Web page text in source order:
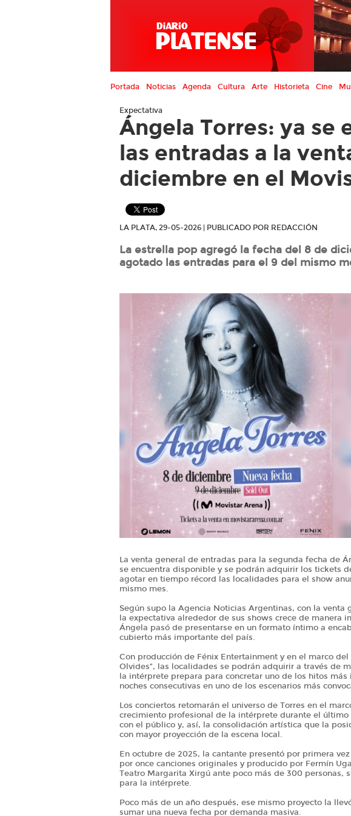
Portada Noticias Agenda Cultura Arte Historieta Cine
Expectativa
Ángela Torres: ya se
las entradas a la
diciembre en el
LA PLATA, 29-05-2026 | PUBLICADO POR REDACCIÓN
La estrella pop agregó la fecha del 8 de
agotado las entradas para el 9 del mismo
La venta general de entradas para la segunda fecha de
se encuentra disponible y se podrán adquirir los tickets
agotar en tiempo récord las localidades para el show
mismo mes.
Según supo la Agencia Noticias Argentinas, con la
la expectativa alrededor de sus shows crece de manera
Ángela pasó de presentarse en un formato íntimo a
cubierto más importante del país.
Con producción de Fénix Entertainment y en el marco
Olvides”, las localidades se podrán adquirir a través de
la intérprete prepara para concretar uno de los hitos
noches consecutivas en uno de los escenarios más
Los conciertos retomarán el universo de Torres en el
crecimiento profesional de la intérprete durante el último
con el público y, así, la consolidación artística que la
con mayor proyección de la escena local.
En octubre de 2025, la cantante presentó por primera
por once canciones originales y producido por Fermín
Teatro Margarita Xirgú ante poco más de 300 personas,
para la intérprete.
Poco más de un año después, ese mismo proyecto la
sumar una nueva fecha por demanda masiva.